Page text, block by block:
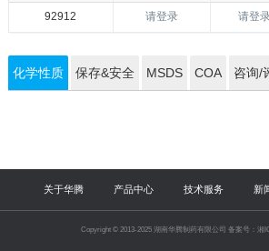
92912 请登录 请登
化学性质 保存&安全 MSDS COA 咨询/
关于华腾 产品中心 技术服务 新
Copyright © 2013-2025 湖南华腾制药有限公司 备案号：湘